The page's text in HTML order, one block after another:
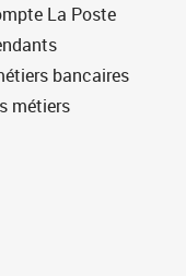
La Poste
bancaires
métiers